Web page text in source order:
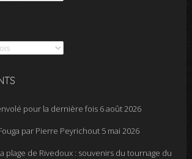
pour la dernière fois 6 août 2026
par Pierre Peyrichout 5 mai 2026
plage de Rivedoux : souvenirs du tournage du